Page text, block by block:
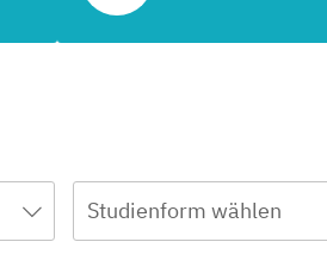
Studienform wählen